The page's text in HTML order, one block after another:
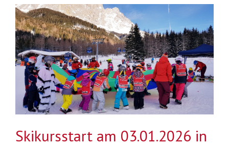
Skikursstart am 03.01.2026 in